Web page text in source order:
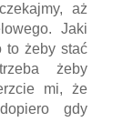
aż
Jaki
to żeby stać
żeby
mi, że
gdy